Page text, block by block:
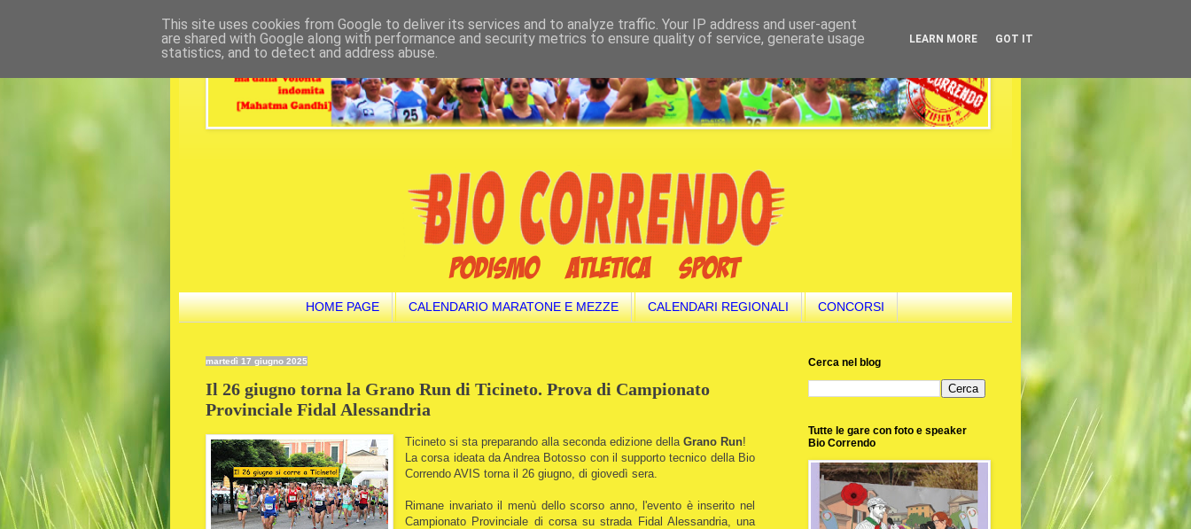
HOME PAGE CALENDARIO MARATONE E MEZZE CALENDARI REGIONALI CONCORSI
martedì 17 giugno 2025
Il 26 giugno torna la Grano Run di Ticineto. Prova di Campionato
Provinciale Fidal Alessandria
Ticineto si sta preparando alla seconda edizione dellaGrano Run!
La corsa ideata da Andrea Botosso con il supporto tecnico della Bio
Correndo AVIS torna il 26 giugno, di giovedì sera.
Rimane invariato il menù dello scorso anno, l'evento è inserito nel
Campionato Provinciale di corsa su strada Fidal Alessandria, una
Cerca nel blog
Tutte le gare con foto e speaker
Bio Correndo
This site uses cookies from Google to deliver its services and to analyze traffic. Your IP address and user-agent
are shared with Google along with performance and security metrics to ensure quality of service, generate usage
statistics, and to detect and address abuse.
LEARN MORE GOT IT